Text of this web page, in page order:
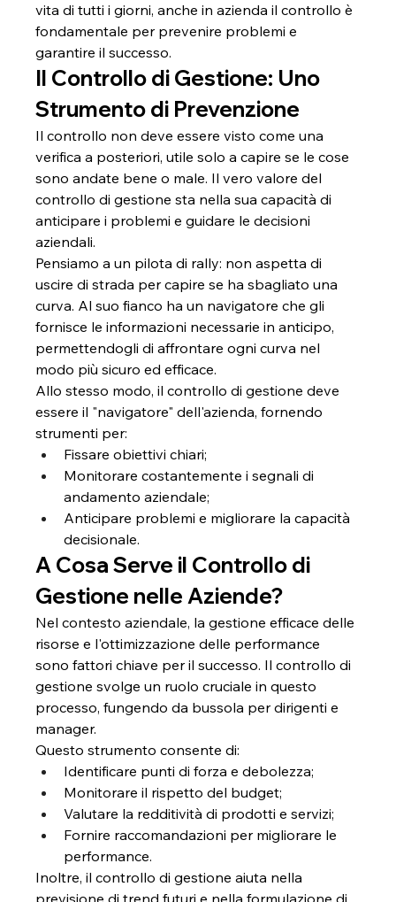
vita di tutti i giorni, anche in azienda il controllo è
fondamentale per prevenire problemi e
garantire il successo.
Il Controllo di Gestione: Uno
Strumento di Prevenzione
Il controllo non deve essere visto come una
verifica a posteriori, utile solo a capire se le cose
sono andate bene o male. Il vero valore del
controllo di gestione sta nella sua capacità di
anticipare i problemi e guidare le decisioni
aziendali.
Pensiamo a un pilota di rally: non aspetta di
uscire di strada per capire se ha sbagliato una
curva. Al suo fianco ha un navigatore che gli
fornisce le informazioni necessarie in anticipo,
permettendogli di affrontare ogni curva nel
modo più sicuro ed efficace.
Allo stesso modo, il controllo di gestione deve
essere il "navigatore" dell'azienda, fornendo
strumenti per:
Fissare obiettivi chiari;
Monitorare costantemente i segnali di
andamento aziendale;
Anticipare problemi e migliorare la capacità
decisionale.
A Cosa Serve il Controllo di
Gestione nelle Aziende?
Nel contesto aziendale, la gestione efficace delle
risorse e l'ottimizzazione delle performance
sono fattori chiave per il successo. Il controllo di
gestione svolge un ruolo cruciale in questo
processo, fungendo da bussola per dirigenti e
manager.
Questo strumento consente di:
Identificare punti di forza e debolezza;
Monitorare il rispetto del budget;
Valutare la redditività di prodotti e servizi;
Fornire raccomandazioni per migliorare le
performance.
Inoltre, il controllo di gestione aiuta nella